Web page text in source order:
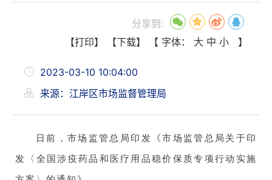
分享到:
【打印】
【下载】 【 字体： 大 中 小 】
2023-03-10 10:04:00
来源：江岸区市场监督管理局
日前，市场监管总局印发《市场监管总局关于印
发〈全国涉疫药品和医疗用品稳价保质专项行动实施